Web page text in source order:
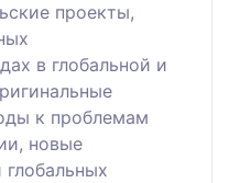
проекты,
в глобальной и
к проблемам
новые